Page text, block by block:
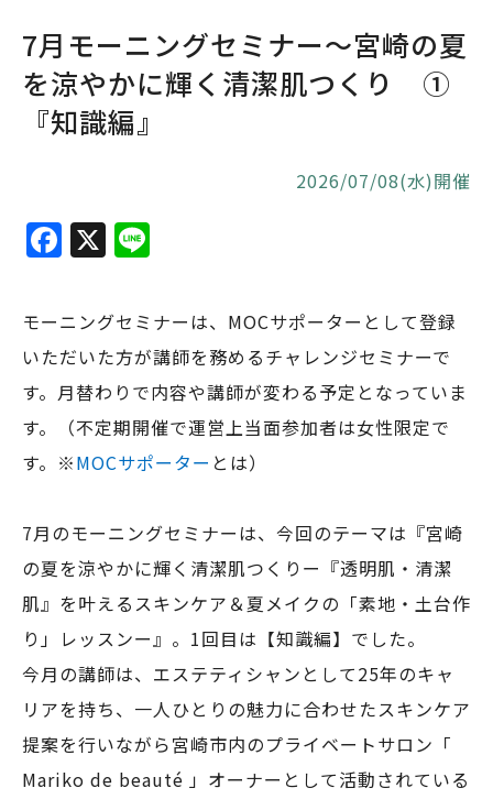
7月モーニングセミナー～宮崎の夏
を涼やかに輝く清潔肌つくり ①
『知識編』
2026/07/08(水)開催
F
a
c
e
b
o
o
k
X
e
モーニングセミナーは、MOCサポーターとして登録
いただいた方が講師を務めるチャレンジセミナーで
す。月替わりで内容や講師が変わる予定となっていま
す。（不定期開催で運営上当面参加者は女性限定で
す。※MOCサポーター とは）
7月のモーニングセミナーは、今回のテーマは『宮崎
の夏を涼やかに輝く清潔肌つくりー『透明肌・清潔
肌』を叶えるスキンケア＆夏メイクの「素地・土台作
り」レッスンー』。1回目は【知識編】でした。
今月の講師は、エステティシャンとして25年のキャ
リアを持ち、一人ひとりの魅力に合わせたスキンケア
提案を行いながら宮崎市内のプライベートサロン「
Mariko de beauté 」オーナーとして活動されている